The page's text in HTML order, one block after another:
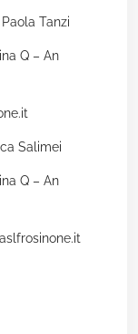
Tanzi
Q – An
Salimei
Q – An